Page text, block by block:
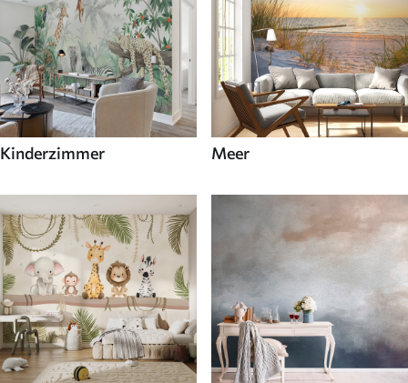
Kinderzimmer Meer